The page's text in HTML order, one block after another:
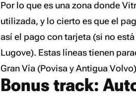
Por lo que es una zona donde
utilizada, y lo cierto es que el
así el pago con tarjeta (si no
Lugove). Estas líneas tienen
Gran Vía (Povisa y Antigua
Bonus track: